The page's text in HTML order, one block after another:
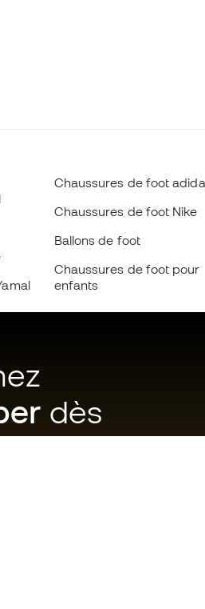
Chaussures de foot
Chaussures de foot Nike
Ballons de foot
Chaussures de foot pour
enfants
dès